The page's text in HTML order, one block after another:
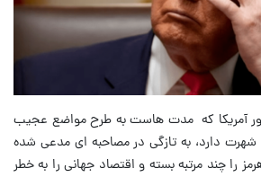
آمریکا که مدت هاست به طرح مواضع عجیب
دارد، به تازگی در مصاحبه ای مدعی شده
را چند مرتبه بسته و اقتصاد جهانی را به خطر